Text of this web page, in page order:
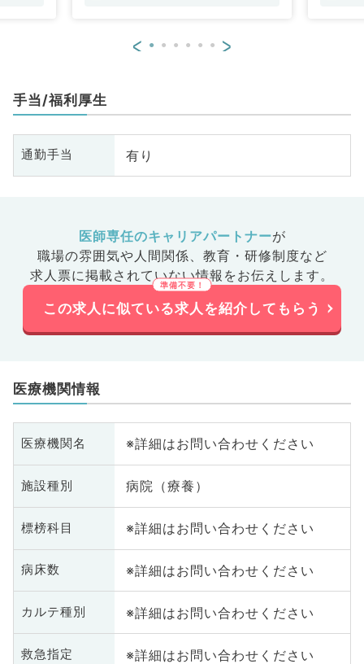
< >
手当/福利厚生
通勤手当 有り
医師専任のキャリアパートナーが
職場の雰囲気や人間関係、 教育・研修制度など
求人票に掲載されていない情報をお伝えします。
この求人に似ている求人を紹介してもらう
医療機関情報
医療機関名 ※詳細はお問い合わせください
施設種別 病院（療養）
標榜科目 ※詳細はお問い合わせください
病床数 ※詳細はお問い合わせください
カルテ種別 ※詳細はお問い合わせください
救急指定 ※詳細はお問い合わせください